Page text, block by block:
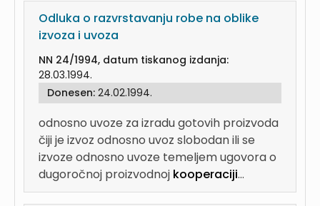
Odluka o razvrstavanju robe na oblike
izvoza i uvoza
NN 24/1994, datum tiskanog izdanja:
28.03.1994.
Donesen: 24.02.1994.
odnosno uvoze za izradu gotovih proizvoda
čiji je izvoz odnosno uvoz slobodan ili se
izvoze odnosno uvoze temeljem ugovora o
dugoročnoj proizvodnoj kooperaciji...